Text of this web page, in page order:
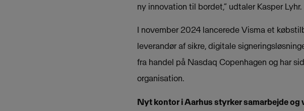
ny innovation til bordet,” udtaler Kasper Lyhr.
I november 2024 lancerede Visma et
leverandør af sikre, digitale
fra handel på Nasdaq Copenhagen og har
organisation.
Nyt kontor i Aarhus styrker samarbejde